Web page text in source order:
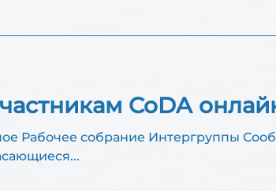
Ж
CoDA
Рабочее собрание Интергруппы